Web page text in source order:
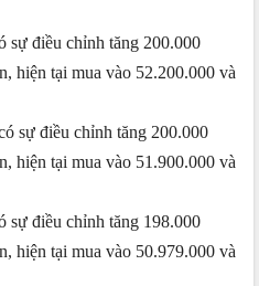
điều chỉnh tăng 200.000
hiện tại mua vào 52.200.000 và
sự điều chỉnh tăng 200.000
hiện tại mua vào 51.900.000 và
điều chỉnh tăng 198.000
hiện tại mua vào 50.979.000 và